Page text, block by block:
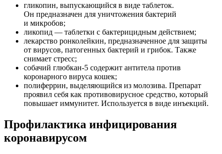
гликопин, выпускающийся в виде таблеток.
Он предназначен для уничтожения бактерий
и микробов;
ликопид — таблетки с бактерицидным действием;
лекарство ронколейкин, предназначенное для защиты
от вирусов, патогенных бактерий и грибок. Также
снимает стресс;
собачий глюбкан-5 содержит антитела против
коронарного вируса кошек;
полиферрин, выделяющийся из молозива. Препарат
проявил себя как противовирусное средство, который
повышает иммунитет. Используется в виде инъекций.
Профилактика инфицирования
коронавирусом